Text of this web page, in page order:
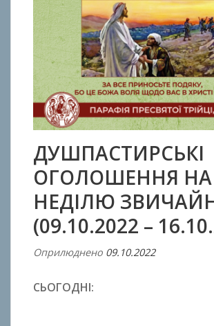
ДУШПАСТИРСЬКІ
ОГОЛОШЕННЯ НА
НЕДІЛЮ
(09.10.2022 –
Оприлюднено 09.10.2022В
СЬОГОДНІ: